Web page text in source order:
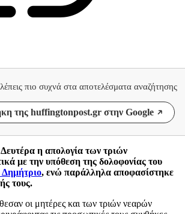
πιο συχνά στα αποτελέσματα αναζήτησης
της huffingtonpost.gr στην Google
η απολογία των τριών
με την υπόθεση της δολοφονίας του
Δημήτριο, ενώ παράλληλα αποφασίστηκε
τους.
οι μητέρες και των τριών νεαρών